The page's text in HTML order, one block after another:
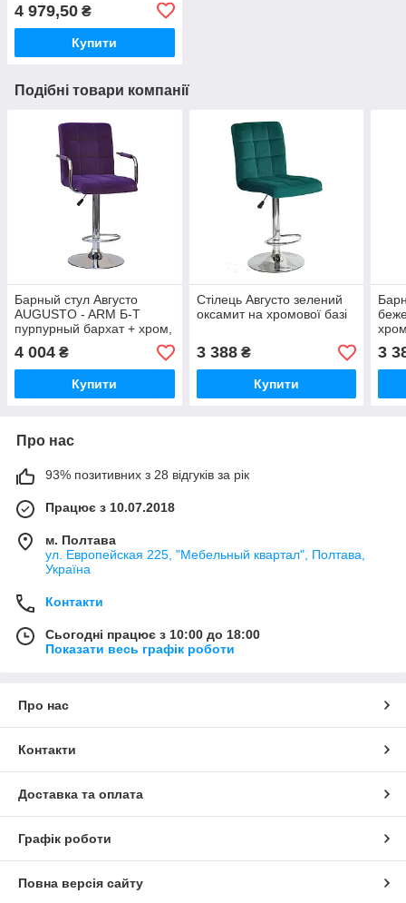
4 979,50 ₴
Купити
Подібні товари компанії
Барный стул Августо
AUGUSTO - ARM Б-Т
пурпурный бархат + хром,
с подлокотниками
4 004 ₴
Купити
Стілець Августо зелений
оксамит на хромової базі
3 388₴
Купити
3
Про нас
93% позитивних з 28 відгуків за рік
Працює з 10.07.2018
м. Полтава
ул. Европейская 225, "Мебельный квартал", Полтава,
Україна
Контакти
Сьогодні працює з 10:00 до 18:00
Показати весь графік роботи
Про нас
Контакти
Доставка та оплата
Графік роботи
Повна версія сайту